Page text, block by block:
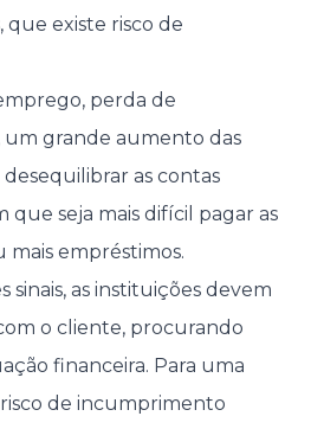
que existe risco de
perda de
grande aumento das
as contas
que seja mais difícil pagar as
empréstimos.
sinais, as instituições devem
o cliente, procurando
financeira. Para uma
de incumprimento